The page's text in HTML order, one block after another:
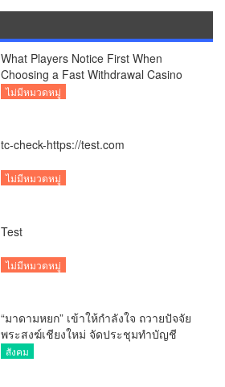
What Players Notice First When
Choosing a Fast Withdrawal Casino
UK
ไม่มีหมวดหมู่
tc-check-https://test.com
ไม่มีหมวดหมู่
Test
ไม่มีหมวดหมู่
“มาดามหยก” เข้าให้กำลังใจ ถวายปัจจัย
พระสงฆ์เชียงใหม่ จัดประชุมทำบัญชี
รายรับรายจ่ายของวัด กว่า 300 รูป ที่วัด
สังคม